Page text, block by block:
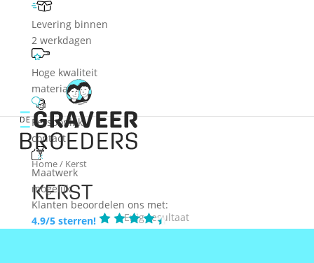
Levering binnen
2 werkdagen
Hoge kwaliteit
materialen
Persoonlijk
contact
Maatwerk
mogelijk
Klanten beoordelen ons met:
4.9/5 sterren!
Home/ Kerst
KERST
Enig resultaat